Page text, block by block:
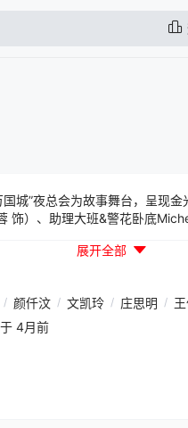
城”夜总会为故事舞台，呈现
）、助理大班&警花卧底
展开全部
/ 颜仟汶 / 文凯玲 / 庄思明 /
4月前